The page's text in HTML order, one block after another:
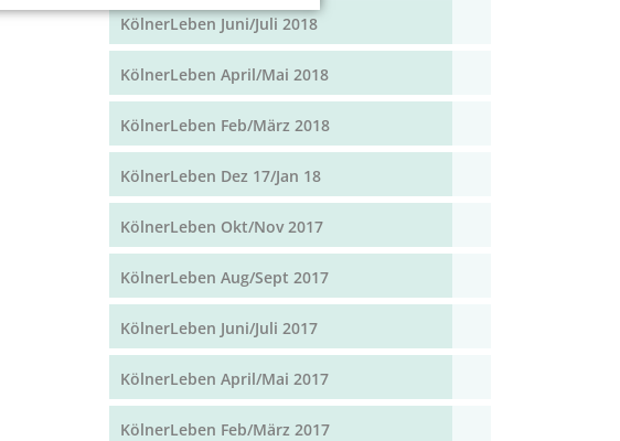
KölnerLeben Juni/Juli 2018
KölnerLeben April/Mai 2018
KölnerLeben Feb/März 2018
KölnerLeben Dez 17/Jan 18
KölnerLeben Okt/Nov 2017
KölnerLeben Aug/Sept 2017
KölnerLeben Juni/Juli 2017
KölnerLeben April/Mai 2017
KölnerLeben Feb/März 2017